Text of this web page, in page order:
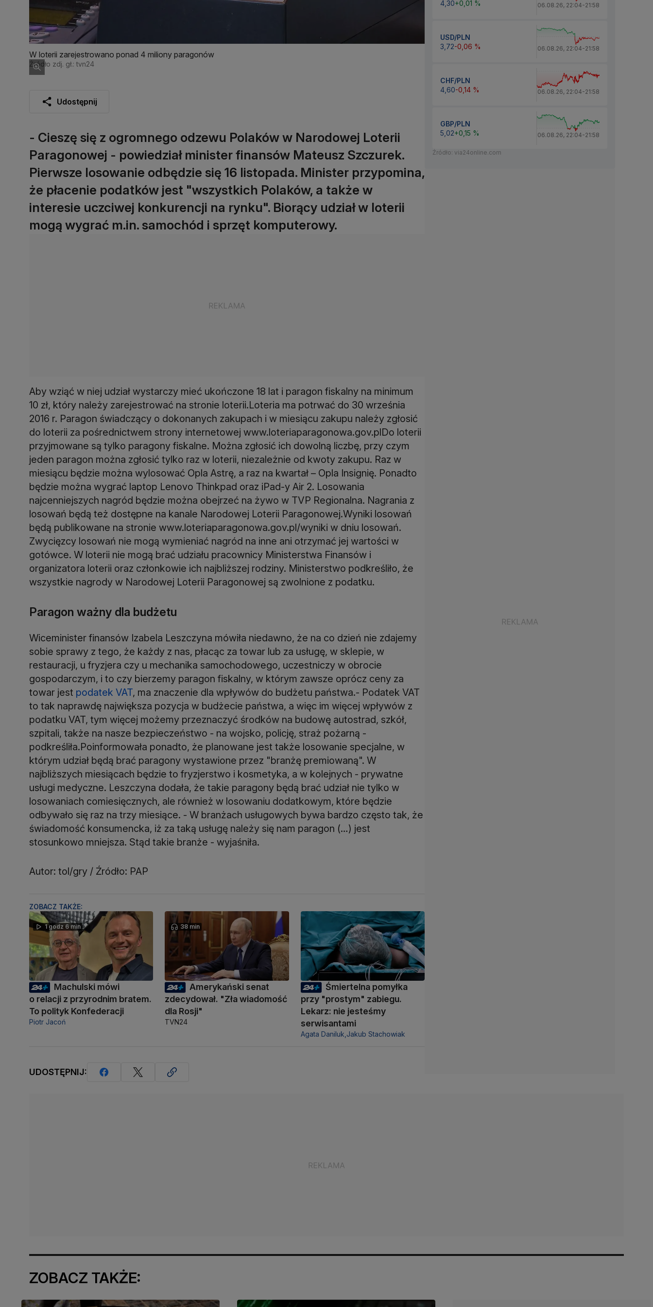
W loterii zarejestrowano ponad 4 miliony paragonów
Źródło zdj. gł.: tvn24
Udostępnij
- Cieszę się z ogromnego odzewu Polaków w Narodowej Loterii
Paragonowej - powiedział minister finansów Mateusz Szczurek.
Pierwsze losowanie odbędzie się 16 listopada. Minister przypomina,
że płacenie podatków jest "wszystkich Polaków, a także w
interesie uczciwej konkurencji na rynku". Biorący udział w loterii
mogą wygrać m.in. samochód i sprzęt komputerowy.
Aby wziąć w niej udział wystarczy mieć ukończone 18 lat i paragon fiskalny na minimum
10 zł, który należy zarejestrować na stronie loterii.Loteria ma potrwać do 30 września
2016 r. Paragon świadczący o dokonanych zakupach i w miesiącu zakupu należy zgłosić
do loterii za pośrednictwem strony internetowej www.loteriaparagonowa.gov.plDo loterii
przyjmowane są tylko paragony fiskalne. Można zgłosić ich dowolną liczbę, przy czym
jeden paragon można zgłosić tylko raz w loterii, niezależnie od kwoty zakupu. Raz w
miesiącu będzie można wylosować Opla Astrę, a raz na kwartał – Opla Insignię. Ponadto
będzie można wygrać laptop Lenovo Thinkpad oraz iPad-y Air 2. Losowania
najcenniejszych nagród będzie można obejrzeć na żywo w TVP Regionalna. Nagrania z
losowań będą też dostępne na kanale Narodowej Loterii Paragonowej.Wyniki losowań
będą publikowane na stronie www.loteriaparagonowa.gov.pl/wyniki w dniu losowań.
Zwycięzcy losowań nie mogą wymieniać nagród na inne ani otrzymać jej wartości w
gotówce. W loterii nie mogą brać udziału pracownicy Ministerstwa Finansów i
organizatora loterii oraz członkowie ich najbliższej rodziny. Ministerstwo podkreśliło, że
wszystkie nagrody w Narodowej Loterii Paragonowej są zwolnione z podatku.
Paragon ważny dla budżetu
Wiceminister finansów Izabela Leszczyna mówiła niedawno, że na co dzień nie zdajemy
sobie sprawy z tego, że każdy z nas, płacąc za towar lub za usługę, w sklepie, w
restauracji, u fryzjera czy u mechanika samochodowego, uczestniczy w obrocie
gospodarczym, i to czy bierzemy paragon fiskalny, w którym zawsze oprócz ceny za
towar jest podatek VAT, ma znaczenie dla wpływów do budżetu państwa.- Podatek VAT
to tak naprawdę największa pozycja w budżecie państwa, a więc im więcej wpływów z
podatku VAT, tym więcej możemy przeznaczyć środków na budowę autostrad, szkół,
szpitali, także na nasze bezpieczeństwo - na wojsko, policję, straż pożarną -
podkreśliła.Poinformowała ponadto, że planowane jest także losowanie specjalne, w
którym udział będą brać paragony wystawione przez "branżę premiowaną". W
najbliższych miesiącach będzie to fryzjerstwo i kosmetyka, a w kolejnych - prywatne
usługi medyczne. Leszczyna dodała, że takie paragony będą brać udział nie tylko w
losowaniach comiesięcznych, ale również w losowaniu dodatkowym, które będzie
odbywało się raz na trzy miesiące. - W branżach usługowych bywa bardzo często tak, że
świadomość konsumencka, iż za taką usługę należy się nam paragon (…) jest
stosunkowo mniejsza. Stąd takie branże - wyjaśniła.
Autor: tol/gry / Źródło: PAP
ZOBACZ TAKŻE:
1 godz 6 min
Machulski mówi
o relacji z przyrodnim bratem.
To polityk Konfederacji
Piotr Jacoń
38 min
Amerykański senat
zdecydował. "Zła wiadomość
dla Rosji"
TVN24
Śmiertelna pomyłka
przy "prostym" zabiegu.
Lekarz: nie jesteśmy
serwisantami
Agata Daniluk, Jakub Stachowiak
UDOSTĘPNIJ:
4,30+0,01 % 06.08.26, 22:04-21:58
USD/PLN
3,72-0,06 % 06.08.26, 22:04-21:58
CHF/PLN
4,60-0,14 % 06.08.26, 22:04-21:58
GBP/PLN
5,02+0,15 % 06.08.26, 22:04-21:58
Źródło: via24online.com
ZOBACZ TAKŻE: